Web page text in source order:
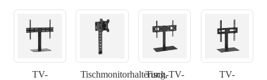
TV-
Tischmonitorhalterung,
Tisch-TV-
TV-